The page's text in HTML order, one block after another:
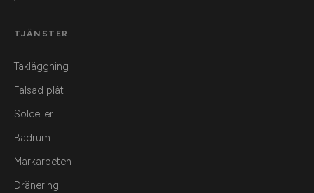
TJÄNSTER
Takläggning
Falsad plåt
Solceller
Badrum
Markarbeten
Dränering